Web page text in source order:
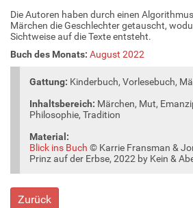
Die Autoren haben durch einen
Märchen die Geschlechter getauscht,
Sichtweise auf die Texte entsteht.
Buch des Monats: August 2022
Gattung: Kinderbuch, Vorlesebuch,
Inhaltsbereich: Märchen, Mut,
Philosophie, Tradition
Material:
Blick ins Buch © Karrie Fransman &
Prinz auf der Erbse, 2022 by Kein &
Zurück